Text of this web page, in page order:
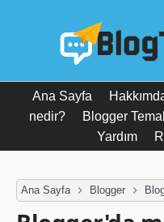
Ana Sayfa
nedir?
Blogger
Yardım
Ana Sayfa Blogger